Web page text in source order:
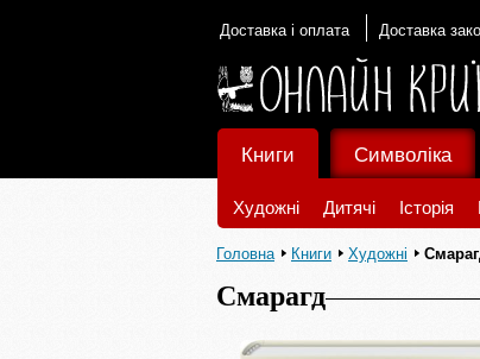
Доставка і оплата Доставка
Книги
Художні Дитячі Історія
Символіка
Головна Книги Художні
Смарагд